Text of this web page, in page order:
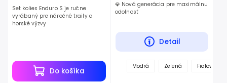
Do košíka
Set kolies Enduro S je ručne
vyrábaný pre náročné traily a
horské výzvy
Detail
💎 Nová generácia pre maximálnu
odolnosť
Modrá Zelená Fialová